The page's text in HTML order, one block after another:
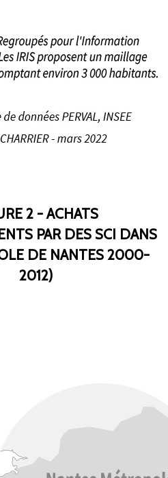
2 - ACHATS
PAR DES SCI DANS
DE NANTES 2000-
2012)